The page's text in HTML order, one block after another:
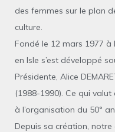
des femmes sur le plan
culture.
Fondé le 12 mars 1977 à
en Isle s’est développé
Présidente, Alice
(1988-1990). Ce qui
à l’organisation du 50°
Depuis sa création,